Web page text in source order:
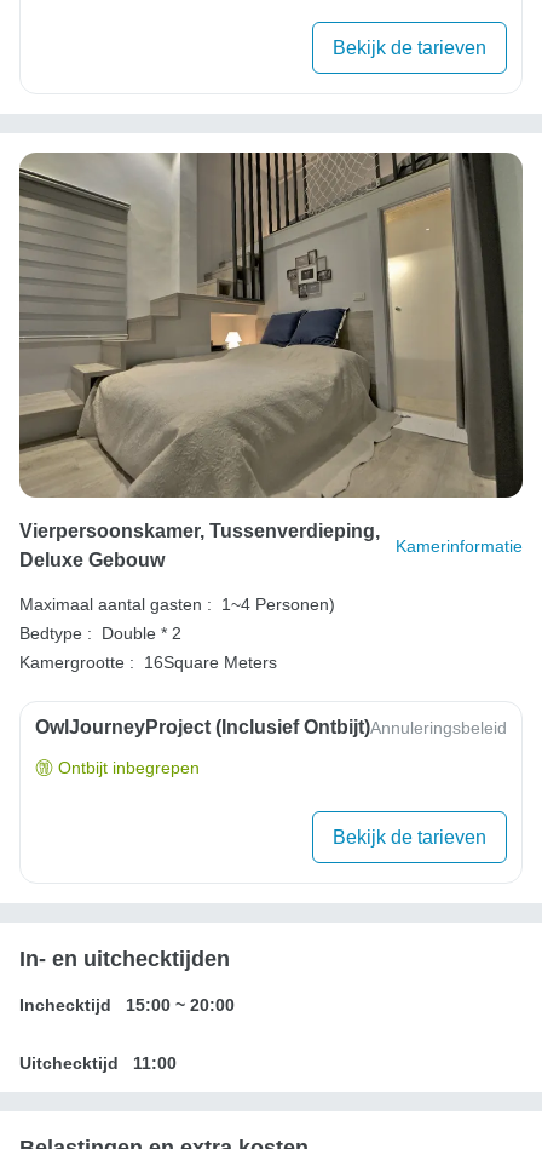
Bekijk de tarieven
Vierpersoonskamer, Tussenverdieping,
Deluxe Gebouw
Kamerinformatie
Maximaal aantal gasten :
1~4 Personen)
Bedtype :
Double * 2
Kamergrootte :
16Square Meters
OwlJourneyProject (inclusief Ontbijt)Annuleringsbeleid
Ontbijt inbegrepen
Bekijk de tarieven
In- en uitchecktijden
Inchecktijd 15:00 ~ 20:00
Uitchecktijd 11:00